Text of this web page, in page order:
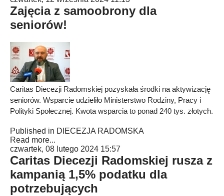
Zajęcia z samoobrony dla
seniorów!
Caritas Diecezji Radomskiej pozyskała środki na aktywizację
seniorów. Wsparcie udzieliło Ministerstwo Rodziny, Pracy i
Polityki Społecznej. Kwota wsparcia to ponad 240 tys. złotych.
Published in DIECEZJA RADOMSKA
Read more...
czwartek, 08 lutego 2024 15:57
Caritas Diecezji Radomskiej rusza z
kampanią 1,5% podatku dla
potrzebujących